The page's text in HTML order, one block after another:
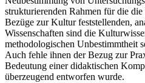
strukturierenden Rahmen für die
Bezüge zur Kultur feststellenden,
Wissenschaften sind die
methodologischen Unbestimmtheit
Auch fehle ihnen der Bezug zur
Bedeutung einer didaktischen
überzeugend entworfen wurde.